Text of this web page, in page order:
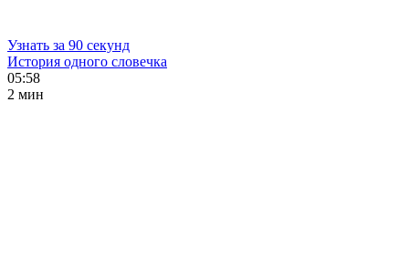
Узнать за 90 секунд
История одного словечка
05:58
2 мин